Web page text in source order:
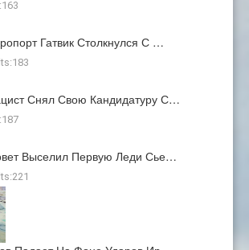
Гатвик Столкнулся С …
Снял Свою Кандидатуру С…
Выселил Первую Леди Сье…